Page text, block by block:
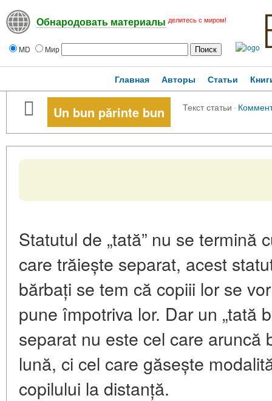
Обнародовать материалы делитесь с миром!
MD Мир
Главная Авторы Статьи
Un bun părinte bun Текст статьи ·
Statutul de „tată” nu se termină
care trăiește separat, acest
bărbați se tem că copiii lor se
pune împotriva lor. Dar un „tată
separat nu este cel care aruncă
lună, ci cel care găsește
copilului la distanță.